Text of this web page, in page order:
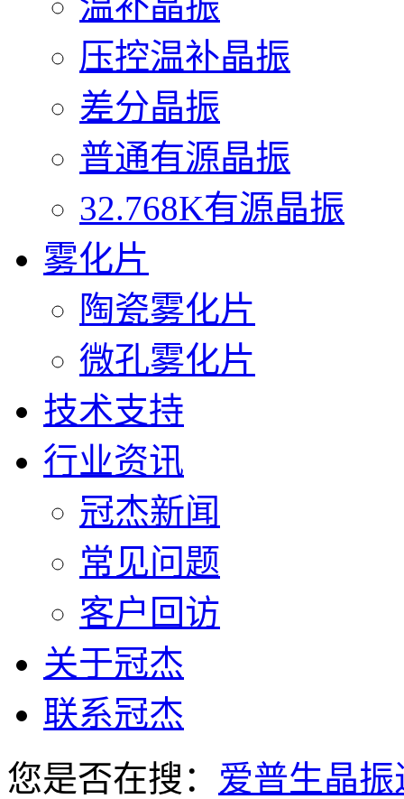
压控温补晶振
差分晶振
普通有源晶振
32.768K有源晶振
雾化片
陶瓷雾化片
微孔雾化片
技术支持
行业资讯
冠杰新闻
常见问题
客户回访
关于冠杰
联系冠杰
您是否在搜： 爱普生晶振